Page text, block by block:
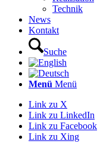
Technik
News
Kontakt
Suche
Menü Menü
Link zu X
Link zu LinkedIn
Link zu Facebook
Link zu Xing